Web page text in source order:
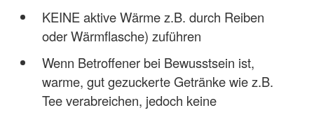
KEINE aktive Wärme z.B. durch Reiben
oder Wärmflasche) zuführen
Wenn Betroffener bei Bewusstsein ist,
warme, gut gezuckerte Getränke wie z.B.
Tee verabreichen, jedoch keine